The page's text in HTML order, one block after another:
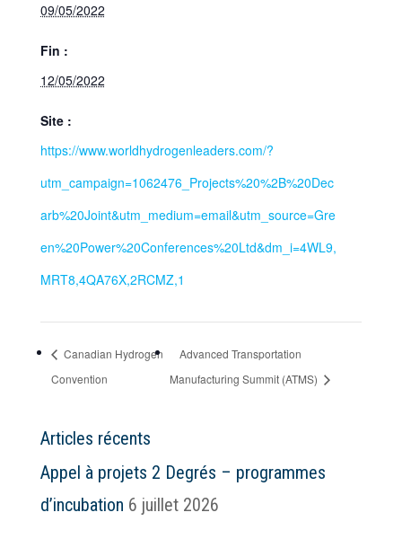
09/05/2022
Fin :
12/05/2022
Site :
https://www.worldhydrogenleaders.com/?
utm_campaign=1062476_Projects%20%2B%20Dec
arb%20Joint&utm_medium=email&utm_source=Gre
en%20Power%20Conferences%20Ltd&dm_i=4WL9,
MRT8,4QA76X,2RCMZ,1
Canadian Hydrogen
Convention
Advanced Transportation
Manufacturing Summit (ATMS)
Articles récents
Appel à projets 2 Degrés – programmes
d’incubation 6 juillet 2026